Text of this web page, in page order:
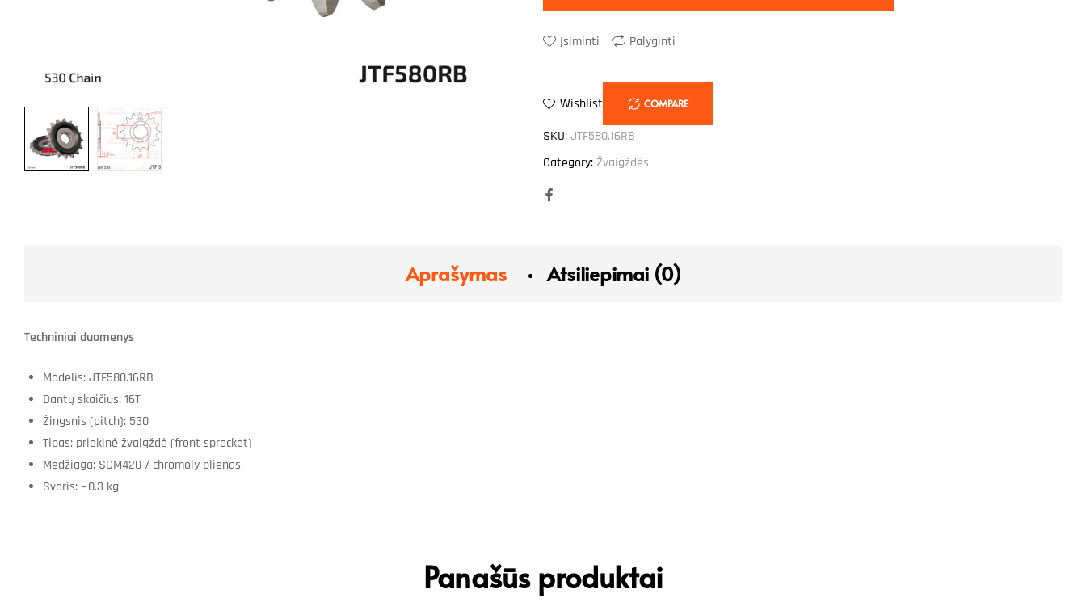
Įsiminti Palyginti
Wishlist COMPARE
SKU:JTF580.16RB
Category:Žvaigždės
Aprašymas Atsiliepimai (0)
Techniniai duomenys
Modelis: JTF580.16RB
Dantų skaičius: 16T
Žingsnis (pitch): 530
Tipas: priekinė žvaigždė (front sprocket)
Medžiaga: SCM420 / chromoly plienas
Svoris: ~0.3 kg
Panašūs produktai